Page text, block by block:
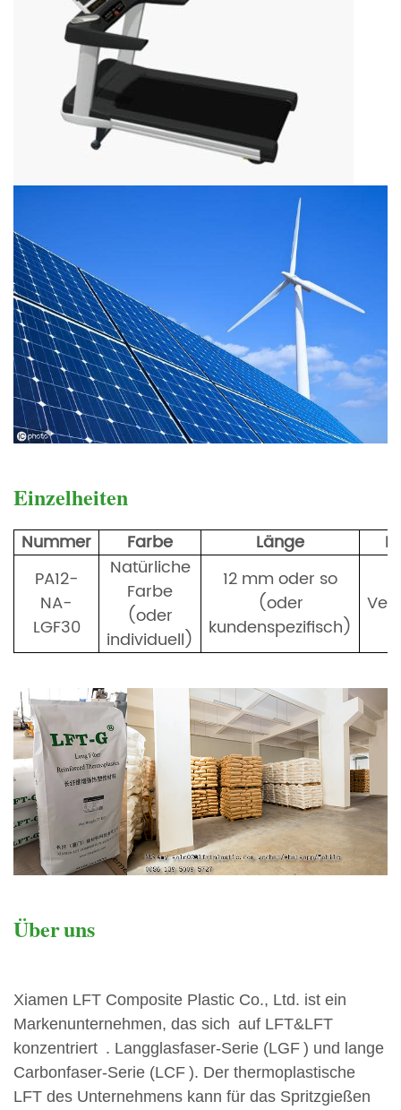
Einzelheiten
Nummer Farbe Länge
PA12-
NA-
LGF30
Natürliche
Farbe
(oder
individuell)
12 mm oder so
(oder
kundenspezifisch)
Überuns
Xiamen LFT Composite Plastic Co., Ltd. ist ein
Markenunternehmen, das sich auf LFT&LFT
konzentriert . Langglasfaser-Serie (LGF ) und lange
Carbonfaser-Serie (LCF ). Der thermoplastische
LFT des Unternehmens kann für das Spritzgießen